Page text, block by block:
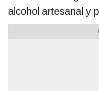
alcohol artesanal y